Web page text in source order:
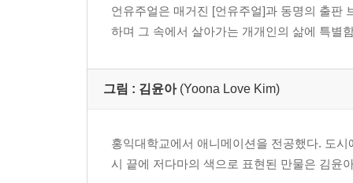
언유주얼은 매거진 [언유주얼]과 동명의 출판
하며 그 속에서 살아가는 개개인의 삶에 특별
그림 : 김윤아 (Yoona Love Kim)
홍익대학교에서 애니메이션을 전공했다. 도
시 끝에 저다마의 색으로 표현된 만물은 김윤